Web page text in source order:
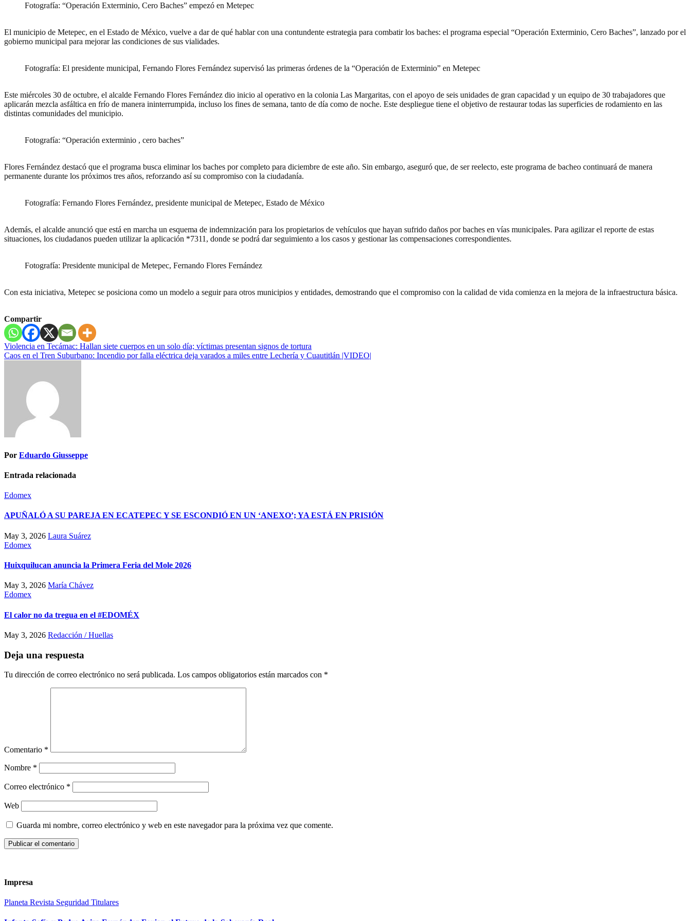
Fotografía: “Operación Exterminio, Cero Baches” empezó en Metepec
El municipio de Metepec, en el Estado de México, vuelve a dar de qué hablar con una contundente estrategia para combatir los baches: el programa especial “Operación Exterminio, Cero Baches”, lanzado por el
gobierno municipal para mejorar las condiciones de sus vialidades.
Fotografía: El presidente municipal, Fernando Flores Fernández supervisó las primeras órdenes de la “Operación de Exterminio” en Metepec
Este miércoles 30 de octubre, el alcalde Fernando Flores Fernández dio inicio al operativo en la colonia Las Margaritas, con el apoyo de seis unidades de gran capacidad y un equipo de 30 trabajadores que
aplicarán mezcla asfáltica en frío de manera ininterrumpida, incluso los fines de semana, tanto de día como de noche. Este despliegue tiene el objetivo de restaurar todas las superficies de rodamiento en las
distintas comunidades del municipio.
Fotografía: “Operación exterminio , cero baches”
Flores Fernández destacó que el programa busca eliminar los baches por completo para diciembre de este año. Sin embargo, aseguró que, de ser reelecto, este programa de bacheo continuará de manera
permanente durante los próximos tres años, reforzando así su compromiso con la ciudadanía.
Fotografía: Fernando Flores Fernández, presidente municipal de Metepec, Estado de México
Además, el alcalde anunció que está en marcha un esquema de indemnización para los propietarios de vehículos que hayan sufrido daños por baches en vías municipales. Para agilizar el reporte de estas
situaciones, los ciudadanos pueden utilizar la aplicación *7311, donde se podrá dar seguimiento a los casos y gestionar las compensaciones correspondientes.
Fotografía: Presidente municipal de Metepec, Fernando Flores Fernández
Con esta iniciativa, Metepec se posiciona como un modelo a seguir para otros municipios y entidades, demostrando que el compromiso con la calidad de vida comienza en la mejora de la infraestructura básica.
Compartir
Navegación
de
Violencia en Tecámac: Hallan siete cuerpos en un solo día; víctimas presentan signos de tortura
Caos en el Tren Suburbano: Incendio por falla eléctrica deja varados a miles entre Lechería y Cuautitlán |VIDEO|
Por Eduardo Giusseppe
Entrada relacionada
Edomex
APUÑALÓ A SU PAREJA EN ECATEPEC Y SE ESCONDIÓ EN UN ‘ANEXO’; YA ESTÁ EN PRISIÓN
May 3, 2026 Laura Suárez
Edomex
Huixquilucan anuncia la Primera Feria del Mole 2026
May 3, 2026 María Chávez
Edomex
El calor no da tregua en el #EDOMÉX
May 3, 2026 Redacción / Huellas
Deja una respuesta
Tu dirección de correo electrónico no será publicada. Los campos obligatorios están marcados con *
Comentario *
Nombre *
Correo electrónico *
Web
Guarda mi nombre, correo electrónico y web en este navegador para la próxima vez que comente.
Impresa
Planeta Revista Seguridad Titulares